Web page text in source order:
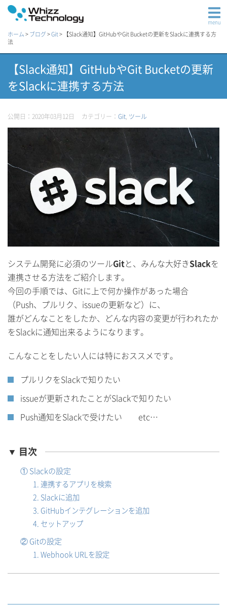
menu
ホーム>ブログ>Git> 【Slack通知】GitHubやGit Bucketの更新をSlackに連携する方
法
【Slack通知】GitHubやGit Bucketの更新
をSlackに連携する方法
公開日：2020年03月12日 カテゴリー： Git, ツール
システム開発に必須のツールGitと、みんな大好きSlackを
連携させる方法をご紹介します。
今回の手順では、Gitに上で何か操作があった場合
（Push、プルリク、issueの更新など）に、
誰がどんなことをしたか、どんな内容の変更が行われたか
をSlackに通知出来るようになります。
こんなことをしたい人には特におススメです。
プルリクをSlackで知りたい
issueが更新されたことがSlackで知りたい
Push通知をSlackで受けたい etc…
▼ 目次
① Slackの設定
1. 連携するアプリを検索
2. Slackに追加
3. GitHubインテグレーションを追加
4. セットアップ
② Gitの設定
1. Webhook URLを設定